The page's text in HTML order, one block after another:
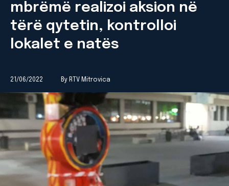
mbrëmë realizoi aksion në
tërë qytetin, kontrolloi
lokalet e natës
21/06/2022 By RTV Mitrovica